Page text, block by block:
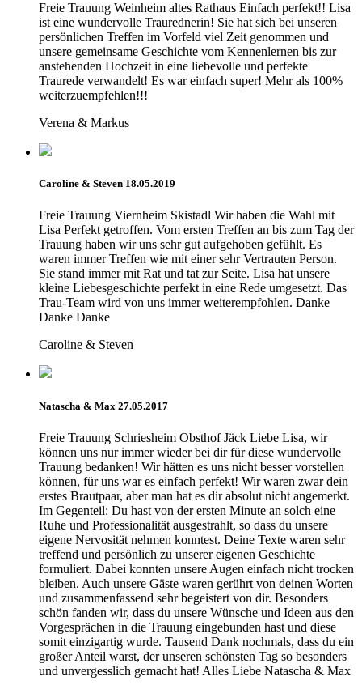
Freie Trauung Weinheim altes Rathaus Einfach perfekt!! Lisa
ist eine wundervolle Traurednerin! Sie hat sich bei unseren
persönlichen Treffen im Vorfeld viel Zeit genommen und
unsere gemeinsame Geschichte vom Kennenlernen bis zur
anstehenden Hochzeit in eine liebevolle und perfekte
Traurede verwandelt! Es war einfach super! Mehr als 100%
weiterzuempfehlen!!!
Verena & Markus
Caroline & Steven 18.05.2019
Freie Trauung Viernheim Skistadl Wir haben die Wahl mit
Lisa Perfekt getroffen. Vom ersten Treffen an bis zum Tag der
Trauung haben wir uns sehr gut aufgehoben gefühlt. Es
waren immer Treffen wie mit einer sehr Vertrauten Person.
Sie stand immer mit Rat und tat zur Seite. Lisa hat unsere
kleine Liebesgeschichte perfekt in eine Rede umgesetzt. Das
Trau-Team wird von uns immer weiterempfohlen. Danke
Danke Danke
Caroline & Steven
Natascha & Max 27.05.2017
Freie Trauung Schriesheim Obsthof Jäck Liebe Lisa, wir
können uns nur immer wieder bei dir für diese wundervolle
Trauung bedanken! Wir hätten es uns nicht besser vorstellen
können, für uns war es einfach perfekt! Wir waren zwar dein
erstes Brautpaar, aber man hat es dir absolut nicht angemerkt.
Im Gegenteil: Du hast von der ersten Minute an solch eine
Ruhe und Professionalität ausgestrahlt, so dass du unsere
eigene Nervosität nehmen konntest. Deine Texte waren sehr
treffend und persönlich zu unserer eigenen Geschichte
formuliert. Dabei konnten unsere Augen einfach nicht trocken
bleiben. Auch unsere Gäste waren gerührt von deinen Worten
und zusammenfassend sehr begeistert von dir. Besonders
schön fanden wir, dass du unsere Wünsche und Ideen aus den
Vorgesprächen in die Trauung eingebunden hast und diese
somit einzigartig wurde. Tausend Dank nochmals, dass du ein
großer Anteil warst, der unseren schönsten Tag so besonders
und unvergesslich gemacht hat! Alles Liebe Natascha & Max